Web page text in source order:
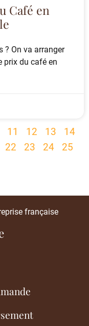
Café en
? On va arranger
prix du café en
11 12 13 14
22 23 24 25
française